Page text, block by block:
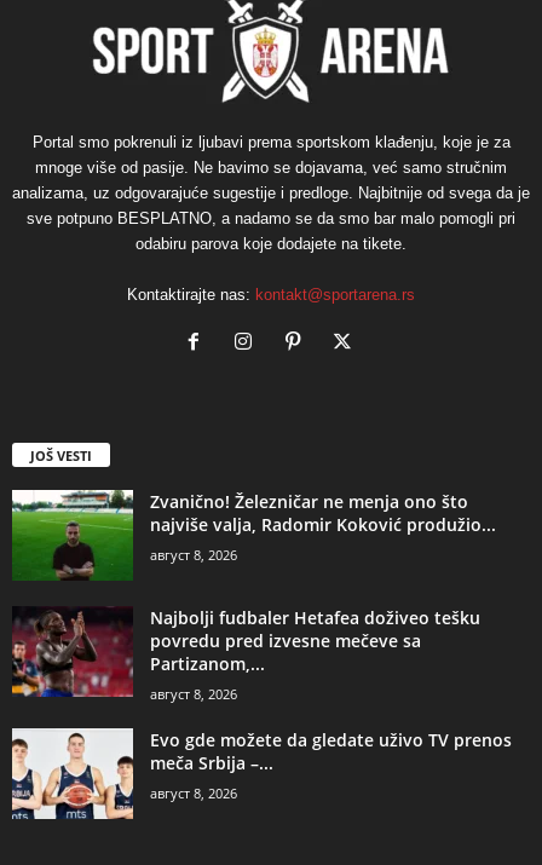
Portal smo pokrenuli iz ljubavi prema sportskom klađenju, koje je za
mnoge više od pasije. Ne bavimo se dojavama, već samo stručnim
analizama, uz odgovarajuće sugestije i predloge. Najbitnije od svega da je
sve potpuno BESPLATNO, a nadamo se da smo bar malo pomogli pri
odabiru parova koje dodajete na tikete.
Kontaktirajte nas: kontakt@sportarena.rs
JOŠ VESTI
Zvanično! Železničar ne menja ono što
najviše valja, Radomir Koković produžio...
август 8, 2026
Najbolji fudbaler Hetafea doživeo tešku
povredu pred izvesne mečeve sa
Partizanom,...
август 8, 2026
Evo gde možete da gledate uživo TV prenos
meča Srbija –...
август 8, 2026